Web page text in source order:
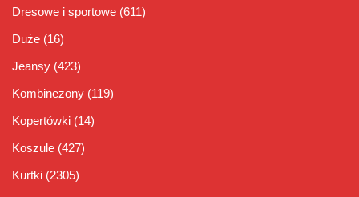
Dresowe i sportowe (611)
Duże (16)
Jeansy (423)
Kombinezony (119)
Kopertówki (14)
Koszule (427)
Kurtki (2305)